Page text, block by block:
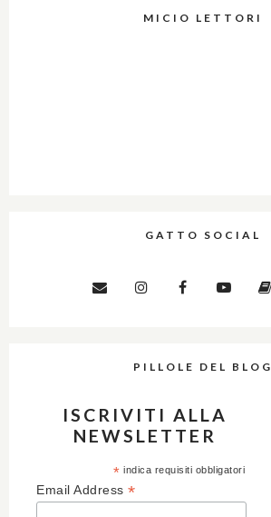
MICIO LETTORI
GATTO SOCIAL
PILLOLE DEL BLOG
ISCRIVITI ALLA
NEWSLETTER
* indica requisiti obbligatori
Email Address *